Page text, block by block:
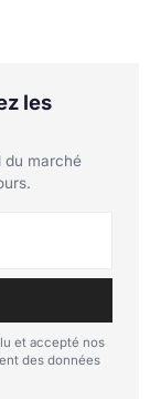
les
du marché
et accepté nos
des données